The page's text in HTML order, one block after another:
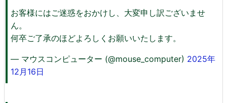
お客様にはご迷惑をおかけし、大変申し訳ございませ
ん。
何卒ご了承のほどよろしくお願いいたします。
— マウスコンピューター (@mouse_computer) 2025年
12月16日